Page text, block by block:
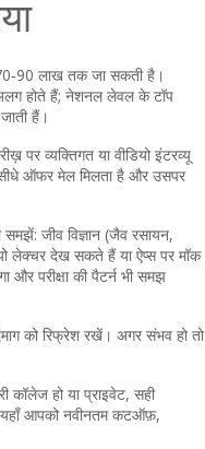
लाख तक जा सकती है।
होते हैं; नेशनल लेवल के टॉप
हैं।
पर व्यक्तिगत या वीडियो इंटरव्यू
ऑफर मेल मिलता है और उसपर
जीव विज्ञान (जैव रसायन,
लेक्चर देख सकते हैं या ऐप्स पर मॉक
परीक्षा की पैटर्न भी समझ
को रिफ्रेश रखें। अगर संभव हो तो
हो या प्राइवेट, सही
आपको नवीनतम कटऑफ़,